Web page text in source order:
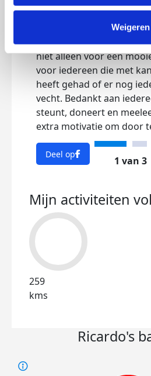
Weigeren
afvinken. Niet elke
maar iedere stap brengt
start van de Amsterdam
niet alleen voor een
voor iedereen die met
heeft gehad of er nog
vecht. Bedankt aan
steunt, doneert en
extra motivatie om door
Deel op
1 van 3
Mijn activiteiten
259
kms
Ricardo's